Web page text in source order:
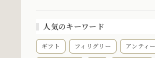
人気のキーワード
ギフト フィリグリー アンティ